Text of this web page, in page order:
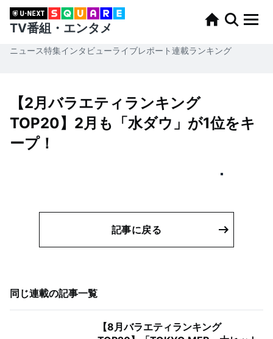
TV番組・エンタメ
ニュース特集インタビューライブレポート連載ランキング
【2月バラエティランキング
TOP20】2月も「水ダウ」が1位をキ
ープ！
記事に戻る
同じ連載の記事一覧
【8月バラエティランキング